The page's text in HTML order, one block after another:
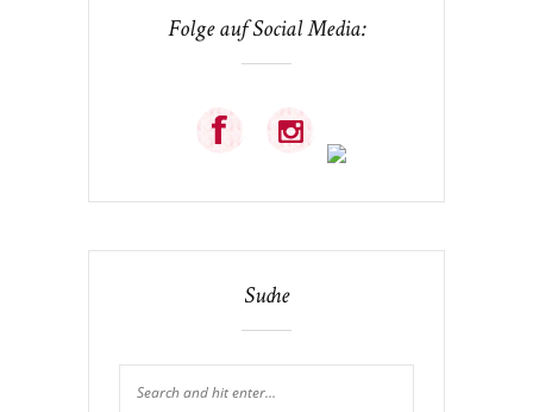
Folge auf Social Media:
Suche